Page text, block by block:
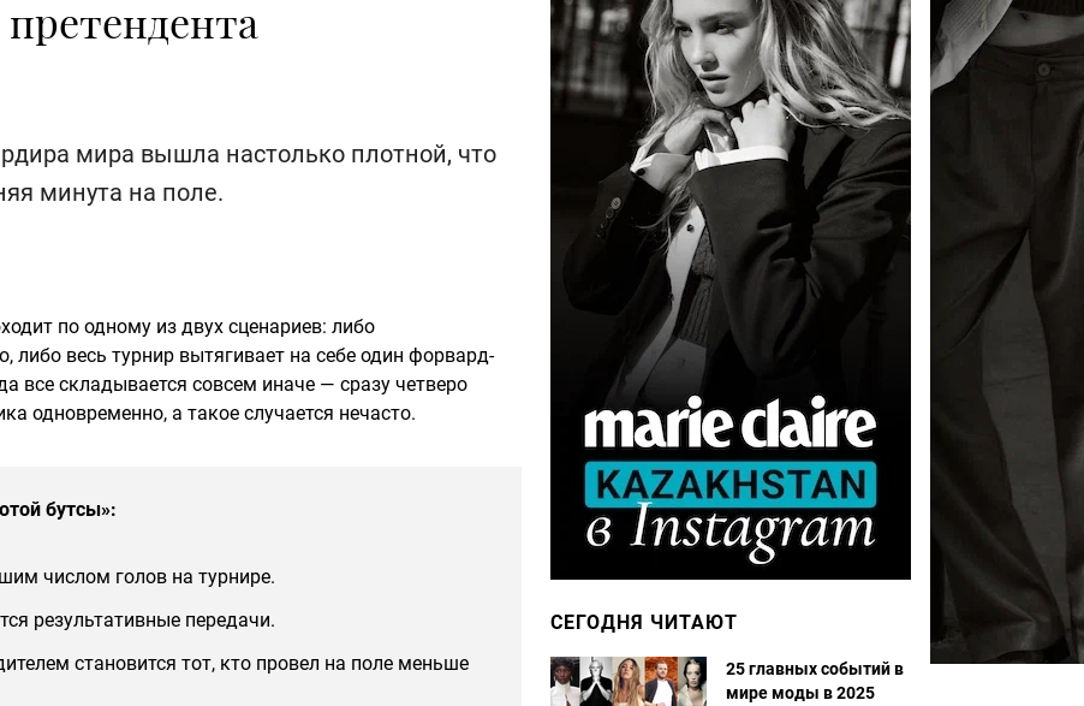
мира вышла настолько плотной, что
минута на поле.
по одному из двух сценариев: либо
либо весь турнир вытягивает на себе один форвард-
все складывается совсем иначе — сразу четверо
одновременно, а такое случается нечасто.
бутсы»:
числом голов на турнире.
результативные передачи.
становится тот, кто провел на поле меньше
СЕГОДНЯ ЧИТАЮТ
25 главных событий в
мире моды в 2025